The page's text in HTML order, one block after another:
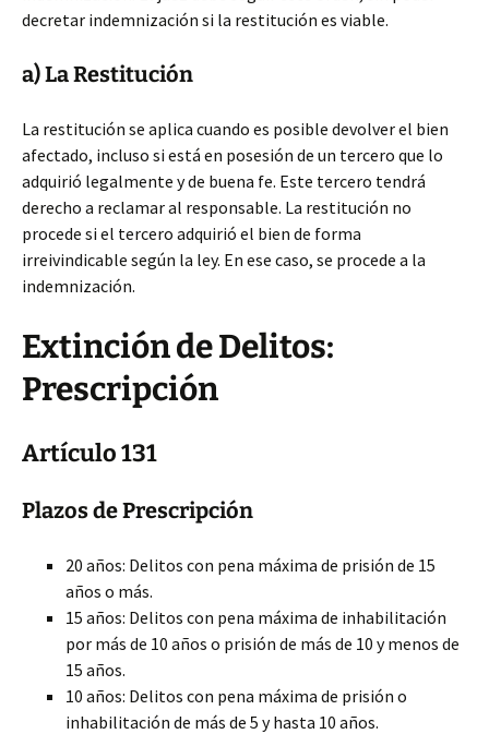
decretar indemnización si la restitución es viable.
a) La Restitución
La restitución se aplica cuando es posible devolver el bien
afectado, incluso si está en posesión de un tercero que lo
adquirió legalmente y de buena fe. Este tercero tendrá
derecho a reclamar al responsable. La restitución no
procede si el tercero adquirió el bien de forma
irreivindicable según la ley. En ese caso, se procede a la
indemnización.
Extinción de Delitos:
Prescripción
Artículo 131
Plazos de Prescripción
20 años: Delitos con pena máxima de prisión de 15
años o más.
15 años: Delitos con pena máxima de inhabilitación
por más de 10 años o prisión de más de 10 y menos de
15 años.
10 años: Delitos con pena máxima de prisión o
inhabilitación de más de 5 y hasta 10 años.